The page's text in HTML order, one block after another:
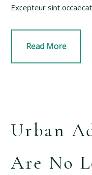
Excepteur sint
Read More
Urban
Are No